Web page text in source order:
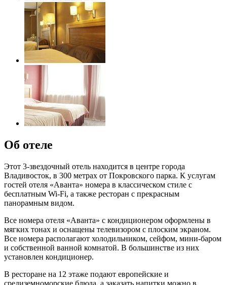
Об отеле
Этот 3-звездочный отель находится в центре города
Владивосток, в 300 метрах от Покровского парка. К услугам
гостей отеля «Аванта» номера в классическом стиле с
бесплатным Wi-Fi, а также ресторан с прекрасным
панорамным видом.
Все номера отеля «Аванта» с кондиционером оформлены в
мягких тонах и оснащены телевизором с плоским экраном.
Все номера располагают холодильником, сейфом, мини-баром
и собственной ванной комнатой. В большинстве из них
установлен кондиционер.
В ресторане на 12 этаже подают европейские и
средиземноморские блюда, а заказать напитки можно в